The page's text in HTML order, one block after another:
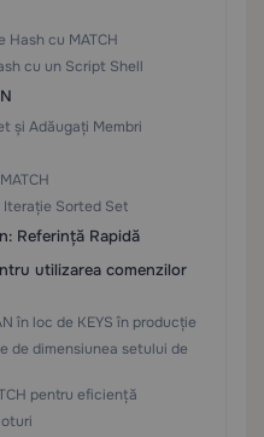
Hash cu MATCH
cu un Script Shell
și Adăugați Membri
Sorted Set
Referință Rapidă
utilizarea comenzilor
în loc de KEYS în producție
de dimensiunea setului de
pentru eficiență